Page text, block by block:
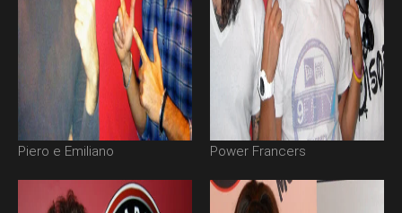
Piero e Emiliano Power Francers